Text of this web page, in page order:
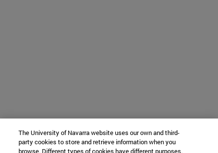
The University of Navarra website uses our own and third-
party cookies to store and retrieve information when you
browse. Different types of cookies have different purposes.